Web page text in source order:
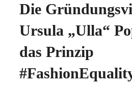
Die
Ursula „Ulla“
das Prinzip